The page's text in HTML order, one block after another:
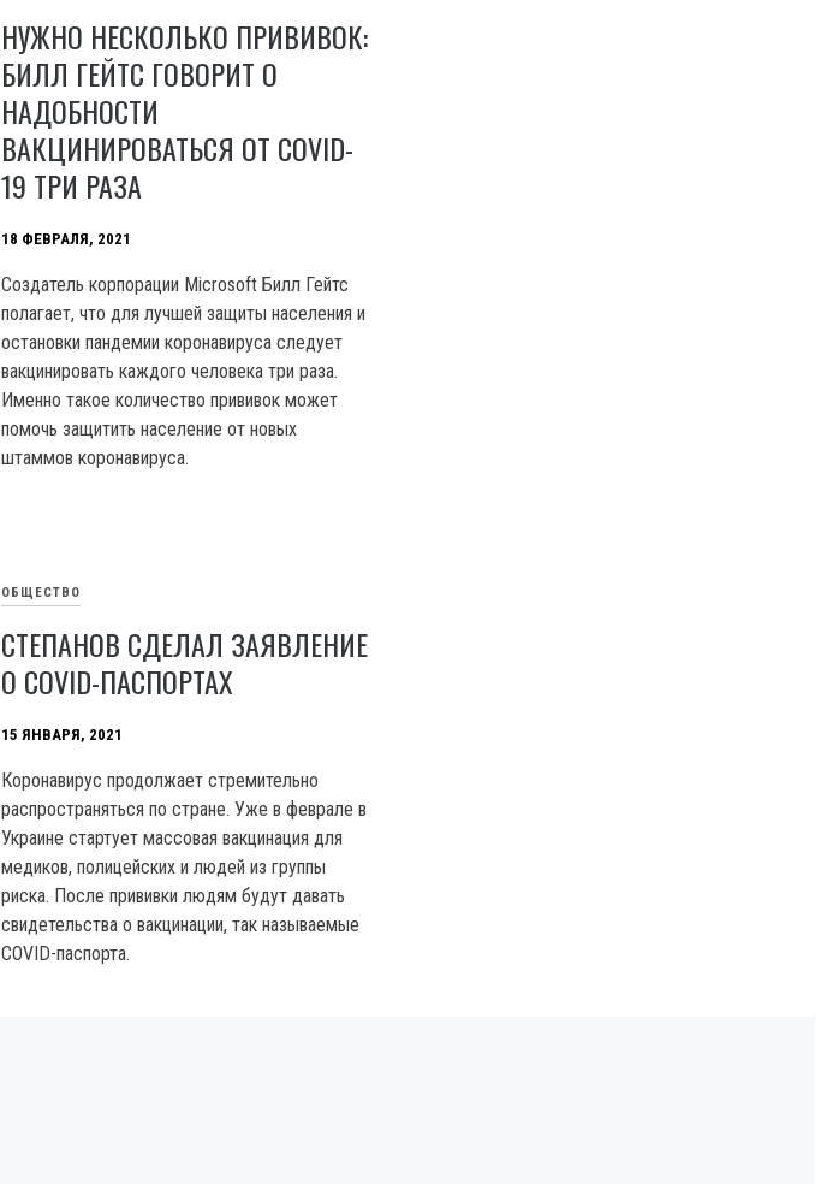
НУЖНО НЕСКОЛЬКО ПРИВИВОК:
БИЛЛ ГЕЙТС ГОВОРИТ О
НАДОБНОСТИ
ВАКЦИНИРОВАТЬСЯ ОТ COVID-
19 ТРИ РАЗА
18 ФЕВРАЛЯ, 2021
Создатель корпорации Microsoft Билл Гейтс
полагает, что для лучшей защиты населения и
остановки пандемии коронавируса следует
вакцинировать каждого человека три раза.
Именно такое количество прививок может
помочь защитить население от новых
штаммов коронавируса.
ОБЩЕСТВО
СТЕПАНОВ СДЕЛАЛ ЗАЯВЛЕНИЕ
О COVID-ПАСПОРТАХ
15 ЯНВАРЯ, 2021
Коронавирус продолжает стремительно
распространяться по стране. Уже в феврале в
Украине стартует массовая вакцинация для
медиков, полицейских и людей из группы
риска. После прививки людям будут давать
свидетельства о вакцинации, так называемые
COVID-паспорта.